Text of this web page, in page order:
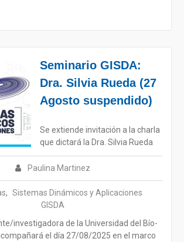
Seminario GISDA:
Dra. Silvia Rueda (27
Agosto suspendido)
Paulina Martinez
, Sistemas Dinámicos y Aplicaciones
GISDA
Se extiende invitación a la charla
que dictará la Dra. Silvia Rueda
investigadora de la Universidad del Bío-
el día 27/08/2025 en el marco